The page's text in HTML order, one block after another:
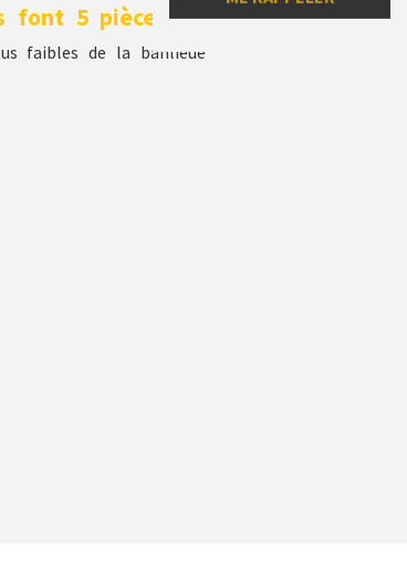
font 5 pièces ou
faibles de la banlieue